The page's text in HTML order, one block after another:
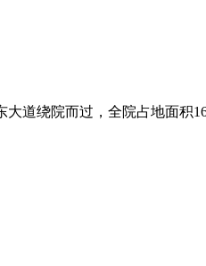
道绕院而过，全院占地面积